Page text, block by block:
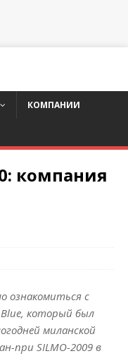
КОМПАНИИ
компания
ознакомиться с
который был
миланской
при SILMO-2009 в